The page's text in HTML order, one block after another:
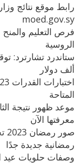
رابط موقع نتائج
moed.gov.sy
فرص التعليم
الروسية
ألف دولار
المتاحة
معرفتها الآن
رمضانية جديدة جدًا
وصفات حلويات